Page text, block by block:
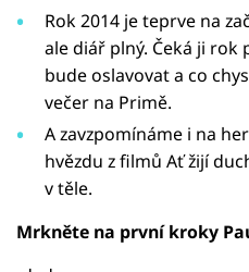
Rok 2014 je teprve na
ale diář plný. Čeká ji rok
bude oslavovat a co
večer na Primě.
A zavzpomínáme i na
hvězdu z filmů Ať žijí
v těle.
Mrkněte na první kroky